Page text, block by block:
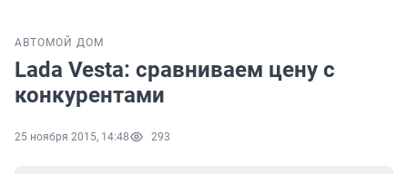
АВТО МОЙ ДОМ
Lada Vesta: сравниваем цену с
конкурентами
25 ноября 2015, 14:48 293